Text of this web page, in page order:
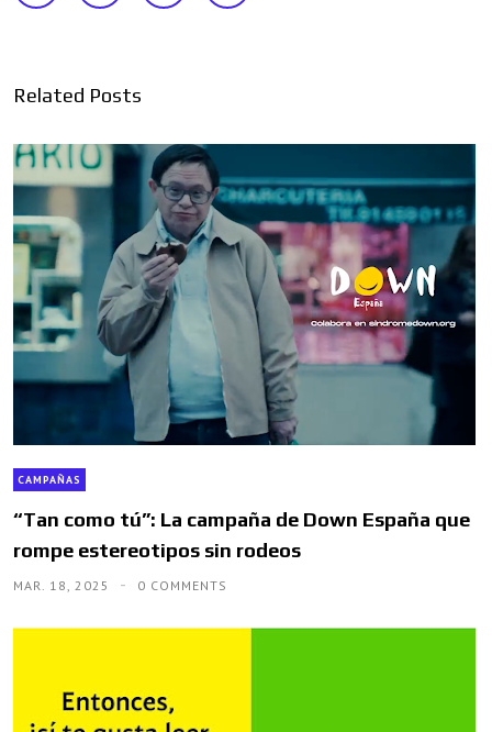
Related Posts
CAMPAÑAS
“Tan como tú”: La campaña de Down España que
rompe estereotipos sin rodeos
MAR. 18, 2025 0 COMMENTS